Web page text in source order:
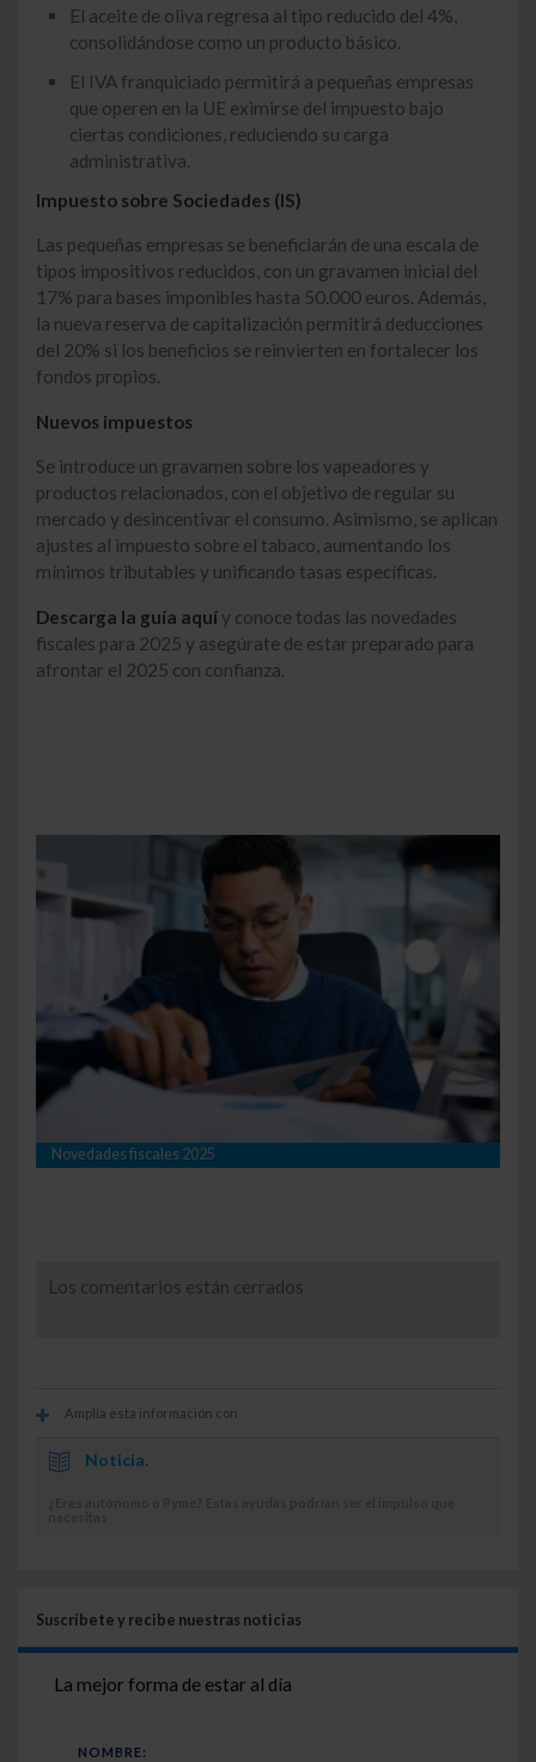
El aceite de oliva regresa al tipo reducido del 4%,
consolidándose como un producto básico.
El IVA franquiciado permitirá a pequeñas empresas
que operen en la UE eximirse del impuesto bajo
ciertas condiciones, reduciendo su carga
administrativa.
Impuesto sobre Sociedades (IS)
Las pequeñas empresas se beneficiarán de una escala de
tipos impositivos reducidos, con un gravamen inicial del
17% para bases imponibles hasta 50.000 euros. Además,
la nueva reserva de capitalización permitirá deducciones
del 20% si los beneficios se reinvierten en fortalecer los
fondos propios.
Nuevos impuestos
Se introduce un gravamen sobre los vapeadores y
productos relacionados, con el objetivo de regular su
mercado y desincentivar el consumo. Asimismo, se aplican
ajustes al impuesto sobre el tabaco, aumentando los
mínimos tributables y unificando tasas específicas.
Descarga la guía aquíy conoce todas las novedades
fiscales para 2025 y asegúrate de estar preparado para
afrontar el 2025 con confianza.
Novedades fiscales 2025
Los comentarios están cerrados
Amplía esta información con
Noticia.
Suscríbete y recibe nuestras noticias
La mejor forma de estar al día
NOMBRE: